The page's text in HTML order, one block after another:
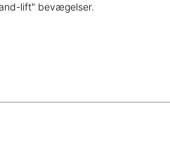
lift" bevægelser.